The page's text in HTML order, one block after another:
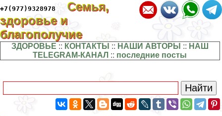
+7(977)9328978
Семья,
здоровье и
благополучие
ЗДОРОВЬЕ :: КОНТАКТЫ :: НАШИ АВТОРЫ :: НАШ
TELEGRAM-КАНАЛ :: последние посты